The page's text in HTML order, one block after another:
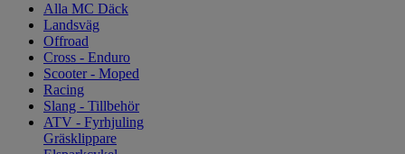
Alla MC Däck
Landsväg
Offroad
Cross - Enduro
Scooter - Moped
Racing
Slang - Tillbehör
ATV - Fyrhjuling
Gräsklippare